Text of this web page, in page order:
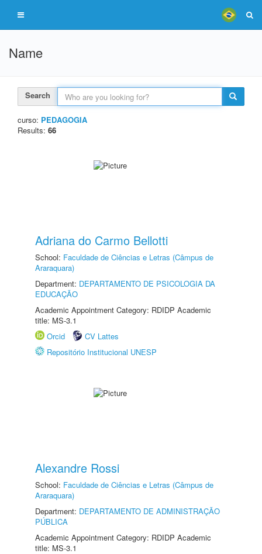
Name
Search
curso: PEDAGOGIA
Results: 66
Adriana do Carmo Bellotti
School: Faculdade de Ciências e Letras (Câmpus de
Araraquara)
Department: DEPARTAMENTO DE PSICOLOGIA DA
EDUCAÇÃO
Academic Appointment Category: RDIDP Academic
title: MS-3.1
Orcid
CV Lattes
Repositório Institucional UNESP
Alexandre Rossi
School: Faculdade de Ciências e Letras (Câmpus de
Araraquara)
Department: DEPARTAMENTO DE ADMINISTRAÇÃO
PÚBLICA
Academic Appointment Category: RDIDP Academic
title: MS-3.1